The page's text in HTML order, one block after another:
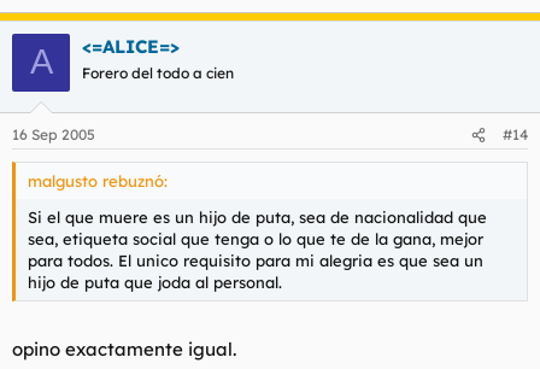
A <=ALICE=>
Forero del todo a cien
16 Sep 2005 #14
malgusto rebuznó:
Si el que muere es un hijo de puta, sea de nacionalidad que
sea, etiqueta social que tenga o lo que te de la gana, mejor
para todos. El unico requisito para mi alegria es que sea un
hijo de puta que joda al personal.
opino exactamente igual.